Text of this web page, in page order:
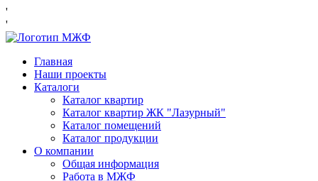
'
'
Главная
Наши проекты
Каталоги
Каталог квартир
Каталог квартир ЖК "Лазурный"
Каталог помещений
Каталог продукции
О компании
Общая информация
Работа в МЖФ